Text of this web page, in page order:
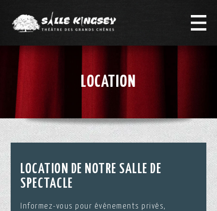
LOCATION
LOCATION DE NOTRE SALLE DE
SPECTACLE
Informez-vous pour événements privés,